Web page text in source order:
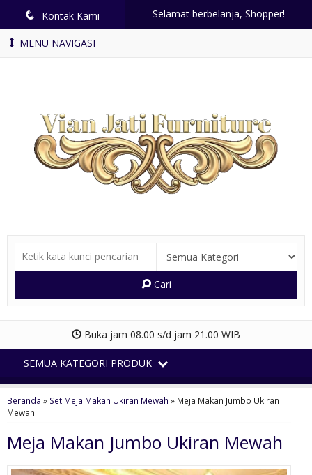
q Kontak Kami Selamat berbelanja, Shopper!
MENU NAVIGASI
Cari
Buka jam 08.00 s/d jam 21.00 WIB
SEMUA KATEGORI PRODUK
Beranda » Set Meja Makan Ukiran Mewah » Meja Makan Jumbo Ukiran
Mewah
Meja Makan Jumbo Ukiran Mewah